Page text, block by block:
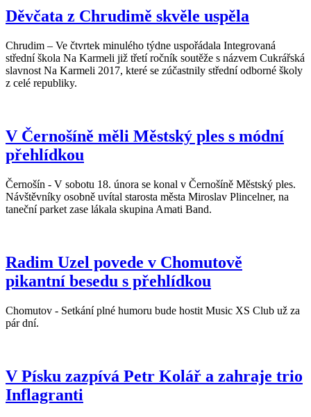
Děvčata z Chrudimě skvěle uspěla
Chrudim – Ve čtvrtek minulého týdne uspořádala Integrovaná
střední škola Na Karmeli již třetí ročník soutěže s názvem Cukrářská
slavnost Na Karmeli 2017, které se zúčastnily střední odborné školy
z celé republiky.
V Černošíně měli Městský ples s módní
přehlídkou
Černošín - V sobotu 18. února se konal v Černošíně Městský ples.
Návštěvníky osobně uvítal starosta města Miroslav Plincelner, na
taneční parket zase lákala skupina Amati Band.
Radim Uzel povede v Chomutově
pikantní besedu s přehlídkou
Chomutov - Setkání plné humoru bude hostit Music XS Club už za
pár dní.
V Písku zazpívá Petr Kolář a zahraje trio
Inflagranti